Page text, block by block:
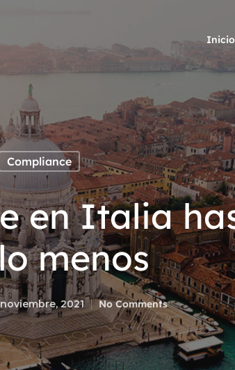
Inicio
Compliance
en Italia
menos
2021 No Comments